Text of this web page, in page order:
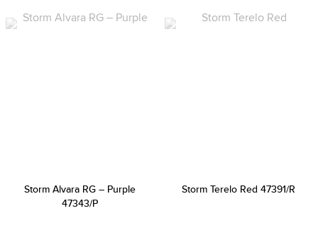
Storm Alvara RG – Purple
47343/P
Storm Terelo Red 47391/R